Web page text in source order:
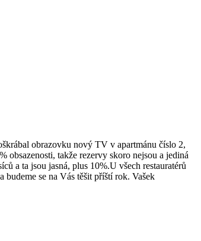
obrazovku nový TV v apartmánu číslo 2,
obsazenosti, takže rezervy skoro nejsou a jediná
a ta jsou jasná, plus 10%.U všech restauratérů
se na Vás těšit příští rok. Vašek